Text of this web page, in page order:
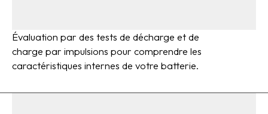
Évaluation par des tests de décharge et de
charge par impulsions pour comprendre les
caractéristiques internes de votre batterie.